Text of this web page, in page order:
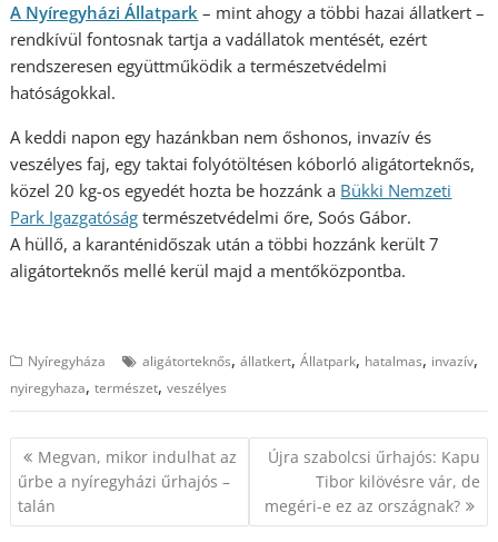
A Nyíregyházi Állatpark – mint ahogy a többi hazai állatkert –
rendkívül fontosnak tartja a vadállatok mentését, ezért
rendszeresen együttműködik a természetvédelmi
hatóságokkal.
A keddi napon egy hazánkban nem őshonos, invazív és
veszélyes faj, egy taktai folyótöltésen kóborló aligátorteknős,
közel 20 kg-os egyedét hozta be hozzánk a Bükki Nemzeti
Park Igazgatóság természetvédelmi őre, Soós Gábor.
A hüllő, a karanténidőszak után a többi hozzánk került 7
aligátorteknős mellé kerül majd a mentőközpontba.
Nyíregyháza aligátorteknős,állatkert,Állatpark, hatalmas, invazív,
nyiregyhaza,természet,veszélyes
Bejegyzés
navigáció
Megvan, mikor indulhat az
űrbe a nyíregyházi űrhajós –
talán
Újra szabolcsi űrhajós: Kapu
Tibor kilövésre vár, de
megéri-e ez az országnak?